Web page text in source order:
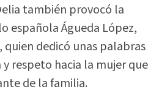
también provocó la
española Águeda López,
dedicó unas palabras
respeto hacia la mujer que
de la familia.